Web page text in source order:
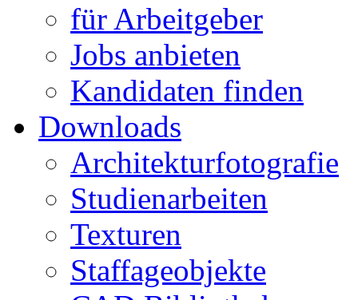
für Arbeitgeber
Jobs anbieten
Kandidaten finden
Downloads
Architekturfotografie
Studienarbeiten
Texturen
Staffageobjekte